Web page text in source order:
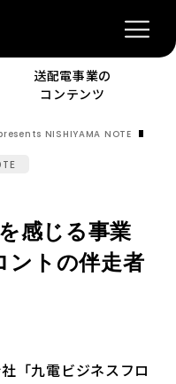
送配電事業の
コンテンツ
NISHIYAMA NOTE
感じる事業
トの伴走者
「九電ビジネスフロ